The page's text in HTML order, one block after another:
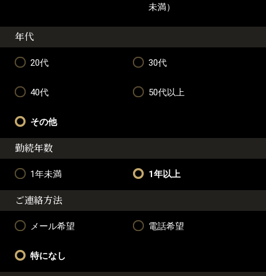
未満）
年代
20代 30代
40代 50代以上
その他
勤続年数
1年未満 1年以上
ご連絡方法
メール希望 電話希望
特になし